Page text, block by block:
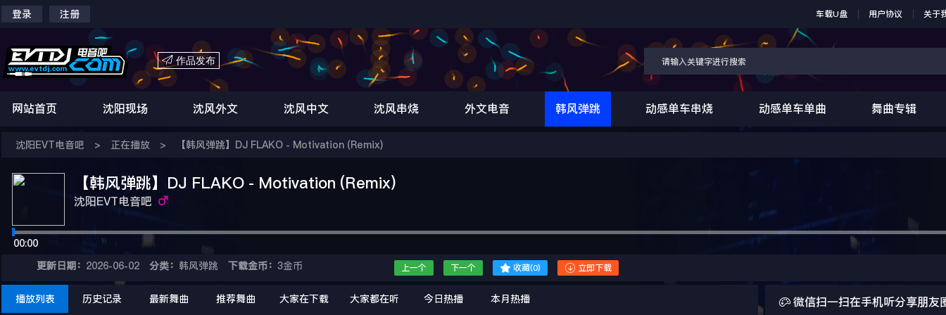
登录 注册 车载U盘 用户协议 关于
 作品发布
网站首页 沈阳现场 沈风外文 沈风中文 沈风串烧 外文电音 韩风弹跳 动感单车串烧 动感单车单曲 舞曲专辑
沈阳EVT电音吧 > 正在播放 > 【韩风弹跳】DJ FLAKO - Motivation (Remix)
【韩风弹跳】DJ FLAKO - Motivation (Remix)
沈阳EVT电音吧
00:00
更新日期： 2026-06-02 分类： 韩风弹跳 下载金币：3金币 上一个 下一个  收藏(0)  立即下载
播放列表 历史记录 最新舞曲 推荐舞曲 大家在下载 大家都在听 今日热播 本月热播 微信扫一扫在手机听分享朋友